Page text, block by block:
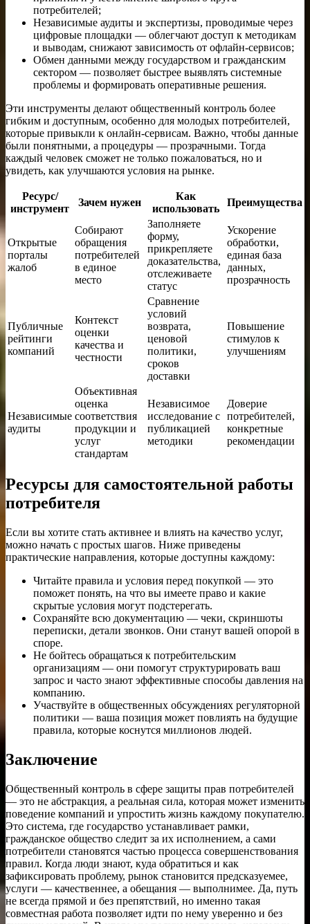
потребителей;
Независимые аудиты и экспертизы, проводимые через
цифровые площадки — облегчают доступ к методикам
и выводам, снижают зависимость от офлайн-сервисов;
Обмен данными между государством и гражданским
сектором — позволяет быстрее выявлять системные
проблемы и формировать оперативные решения.
Эти инструменты делают общественный контроль более
гибким и доступным, особенно для молодых потребителей,
которые привыкли к онлайн-сервисам. Важно, чтобы данные
были понятными, а процедуры — прозрачными. Тогда
каждый человек сможет не только пожаловаться, но и
увидеть, как улучшаются условия на рынке.
Ресурс/
инструмент
Зачем нужен
Как
использовать
Преимущества
Открытые
порталы
жалоб
Собирают
обращения
потребителей
в единое
место
Заполняете
форму,
прикрепляете
доказательства,
отслеживаете
статус
Ускорение
обработки,
единая база
данных,
прозрачность
Публичные
рейтинги
компаний
Контекст
оценки
качества и
честности
Сравнение
условий
возврата,
ценовой
политики,
сроков
доставки
Повышение
стимулов к
улучшениям
Независимые
аудиты
Объективная
оценка
соответствия
продукции и
услуг
стандартам
Независимое
исследование с
публикацией
методики
Доверие
потребителей,
конкретные
рекомендации
Ресурсы для самостоятельной работы
потребителя
Если вы хотите стать активнее и влиять на качество услуг,
можно начать с простых шагов. Ниже приведены
практические направления, которые доступны каждому:
Читайте правила и условия перед покупкой — это
поможет понять, на что вы имеете право и какие
скрытые условия могут подстерегать.
Сохраняйте всю документацию — чеки, скриншоты
переписки, детали звонков. Они станут вашей опорой в
споре.
Не бойтесь обращаться к потребительским
организациям — они помогут структурировать ваш
запрос и часто знают эффективные способы давления на
компанию.
Участвуйте в общественных обсуждениях регуляторной
политики — ваша позиция может повлиять на будущие
правила, которые коснутся миллионов людей.
Заключение
Общественный контроль в сфере защиты прав потребителей
— это не абстракция, а реальная сила, которая может изменить
поведение компаний и упростить жизнь каждому покупателю.
Это система, где государство устанавливает рамки,
гражданское общество следит за их исполнением, а сами
потребители становятся частью процесса совершенствования
правил. Когда люди знают, куда обратиться и как
зафиксировать проблему, рынок становится предсказуемее,
услуги — качественнее, а обещания — выполнимее. Да, путь
не всегда прямой и без препятствий, но именно такая
совместная работа позволяет идти по нему уверенно и без